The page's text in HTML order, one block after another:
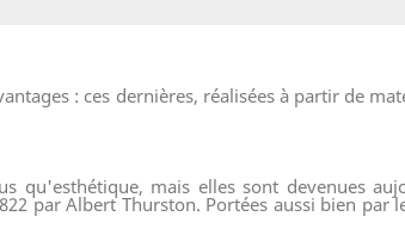
: ces dernières, réalisées à partir de
qu'esthétique, mais elles sont devenues
par Albert Thurston. Portées aussi bien par